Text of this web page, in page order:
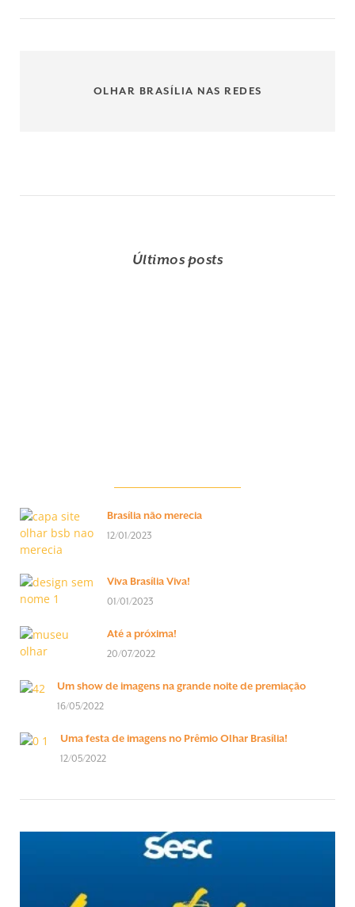
OLHAR BRASÍLIA NAS REDES
Últimos posts
Brasília não merecia
12/01/2023
Viva Brasília Viva!
01/01/2023
Até a próxima!
20/07/2022
Um show de imagens na grande noite de premiação
16/05/2022
Uma festa de imagens no Prêmio Olhar Brasília!
12/05/2022